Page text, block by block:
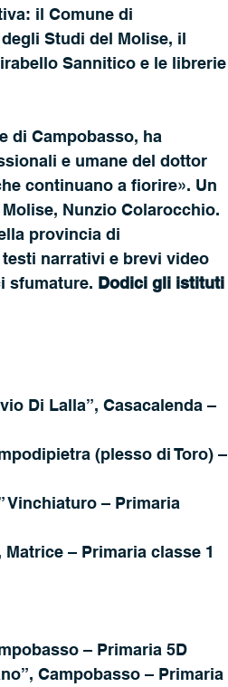
il Comune di
Studi del Molise, il
Sannitico e le librerie
di Campobasso, ha
e umane del dottor
continuano a fiorire». Un
Nunzio Colarocchio.
provincia di
narrativi e brevi video
sfumature. Dodici gli istituti
Di Lalla”, Casacalenda –
(plesso di Toro) –
Vinchiaturo – Primaria
– Primaria classe 1
– Primaria 5D
Campobasso – Primaria